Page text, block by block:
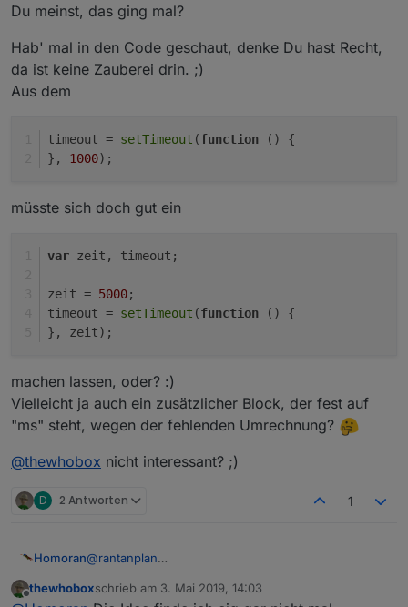
Du meinst, das ging mal?
Hab' mal in den Code geschaut, denke Du hast Recht,
da ist keine Zauberei drin. ;)
Aus dem
timeout = setTimeout (function ( ) {
}, 1000);
müsste sich doch gut ein
var zeit, timeout;
zeit = 5000;
timeout = setTimeout (function ( ) {
}, zeit);
machen lassen, oder? :)
Vielleicht ja auch ein zusätzlicher Block, der fest auf
"ms" steht, wegen der fehlenden Umrechnung?
@thewhobox nicht interessant? ;)
D 2 Antworten 1
Homoran@rantanplan
auch gedacht. Da habe ich mir die Frage gestellt:
Offline
thewhoboxschrieb am 3. Mai 2019, 14:03
zuletzt editiert von